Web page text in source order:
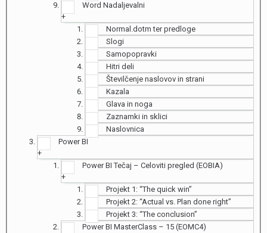
Word Nadaljevalni
+
Normal.dotm ter predloge
Slogi
Samopopravki
Hitri deli
Številčenje naslovov in strani
Kazala
Glava in noga
Zaznamki in sklici
Naslovnica
Power BI
+
Power BI Tečaj – Celoviti pregled (EOBIA)
+
Projekt 1: “The quick win”
Projekt 2: “Actual vs. Plan done right”
Projekt 3: “The conclusion”
Power BI MasterClass – 15 (EOMC4)